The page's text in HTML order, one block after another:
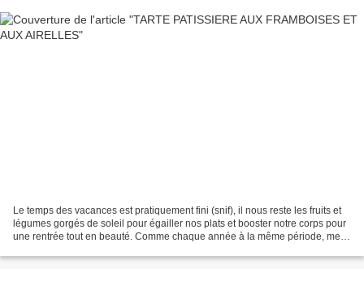
Le temps des vacances est pratiquement fini (snif), il nous reste les fruits et
légumes gorgés de soleil pour égailler nos plats et booster notre corps pour
une rentrée tout en beauté. Comme chaque année à la même période, mes